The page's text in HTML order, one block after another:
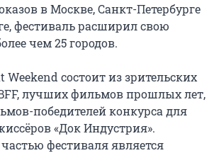
в Москве, Санкт-Петербурге
фестиваль расширил свою
чем 25 городов.
состоит из зрительских
лучших фильмов прошлых лет,
победителей конкурса для
«Док Индустрия».
фестиваля является